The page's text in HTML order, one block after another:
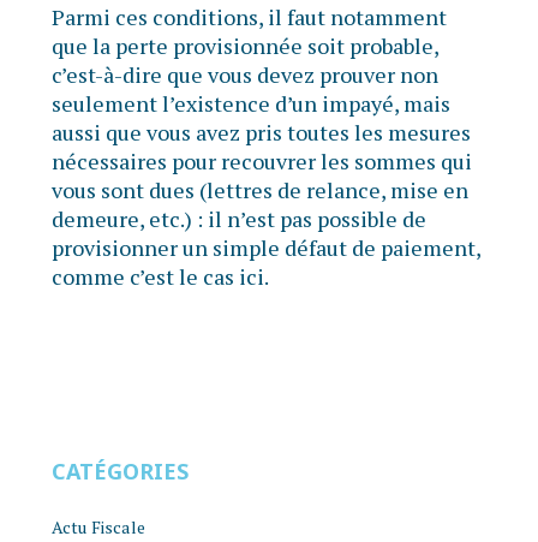
Parmi ces conditions, il faut notamment
que la perte provisionnée soit probable,
c’est-à-dire que vous devez prouver non
seulement l’existence d’un impayé, mais
aussi que vous avez pris toutes les mesures
nécessaires pour recouvrer les sommes qui
vous sont dues (lettres de relance, mise en
demeure, etc.) : il n’est pas possible de
provisionner un simple défaut de paiement,
comme c’est le cas ici.
CATÉGORIES
Actu Fiscale